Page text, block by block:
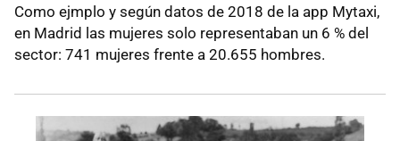
Como ejmplo y según datos de 2018 de la app Mytaxi,
en Madrid las mujeres solo representaban un 6 % del
sector: 741 mujeres frente a 20.655 hombres.